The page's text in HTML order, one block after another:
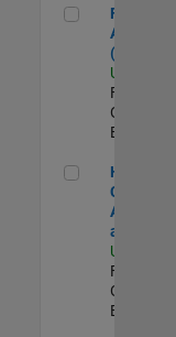
Financial
Financial
Analyst
(FP&A)
US-MA-
Finance
Head of
Head of
Corporate
and
US-MA-
Finance